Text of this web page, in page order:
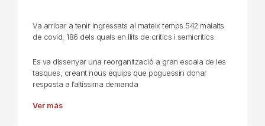
Va arribar a tenir ingressats al mateix temps 542 malalts
de covid, 186 dels quals en llits de crítics i semicrítics
Es va dissenyar una reorganització a gran escala de les
tasques, creant nous equips que poguessin donar
resposta a l’altíssima demanda
Ver más